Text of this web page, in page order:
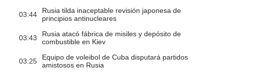
03:44
Rusia tilda inaceptable revisión japonesa de
principios antinucleares
03:43
Rusia atacó fábrica de misiles y depósito de
combustible en Kiev
03:25
Equipo de voleibol de Cuba disputará partidos
amistosos en Rusia